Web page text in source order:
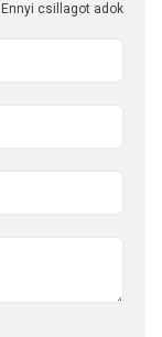
Ennyi csillagot adok